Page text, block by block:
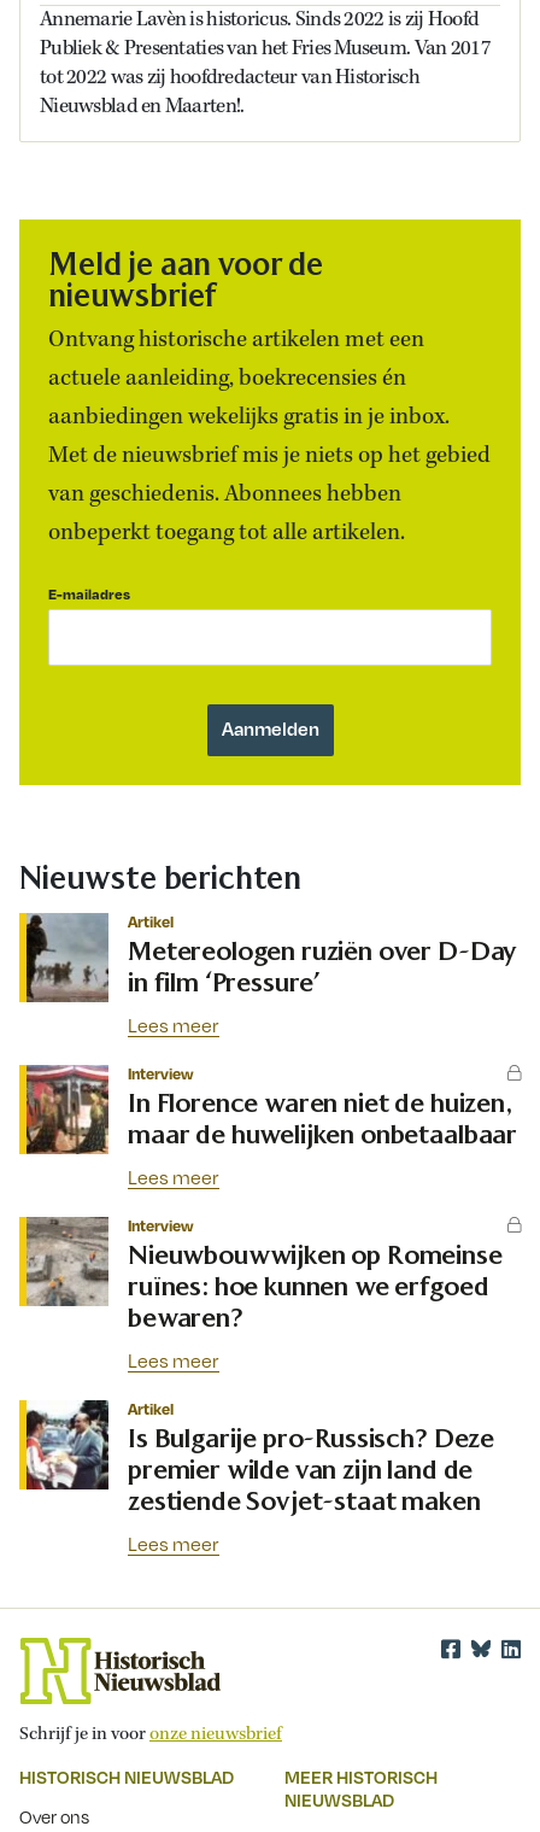
Annemarie Lavèn is historicus. Sinds 2022 is zij Hoofd
Publiek & Presentaties van het Fries Museum. Van 2017
tot 2022 was zij hoofdredacteur van Historisch
Nieuwsblad en Maarten!.
Meld je aan voor de
nieuwsbrief
Ontvang historische artikelen met een
actuele aanleiding, boekrecensies én
aanbiedingen wekelijks gratis in je inbox.
Met de nieuwsbrief mis je niets op het gebied
van geschiedenis. Abonnees hebben
onbeperkt toegang tot alle artikelen.
E-mailadres
Nieuwste berichten
Artikel
Metereologen ruziën over D-Day
in film ‘Pressure’
Lees meer
Interview
In Florence waren niet de huizen,
maar de huwelijken onbetaalbaar
Lees meer
Interview
Nieuwbouwwijken op Romeinse
ruïnes: hoe kunnen we erfgoed
bewaren?
Lees meer
Artikel
Is Bulgarije pro-Russisch? Deze
premier wilde van zijn land de
zestiende Sovjet-staat maken
Lees meer
Schrijf je in vooronze nieuwsbrief
HISTORISCH NIEUWSBLAD
Over ons
MEER HISTORISCH
NIEUWSBLAD